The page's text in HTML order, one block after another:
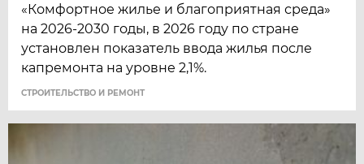
«Комфортное жилье и благоприятная среда»
на 2026-2030 годы, в 2026 году по стране
установлен показатель ввода жилья после
капремонта на уровне 2,1%.
СТРОИТЕЛЬСТВО И РЕМОНТ